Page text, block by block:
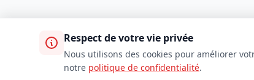
Respect de votre vie privée
Nous utilisons des cookies pour améliorer
notre politique de confidentialité.